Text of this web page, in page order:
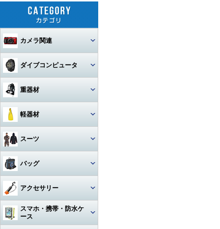
カメラ関連
セット
カメラ本体
カメラハウジング・ポート
一眼レフカメラハウジング
ミラーレスカメラハウジング
コンパクトカメラハウジング
ビデオカメラハウジング
ポート・ギア・オプション
レンズ
マクロレンズ
ワイドレンズ
レンズオプション・フィルタ
ー・アダプター
ストロボ
ストロボ本体
接続ケーブル
その他・アクセサリー
アーム・グリップ・ベース・ス
テー
フロートアーム
クランプ
アームセット
アクションカメラ・GoPro
アクションカメラ・GoPro本
アクションカメラ・GoProア
クセサリー
ビデオライト
ビデオライト
アクセサリー・その他
ダイブコンピュータ
ウォッチタイプ
大画面モデル
トランスミッター
コンソールモデル
DCアクセサリー・パーツ
下取り・キャンペーン
重器材
レギュレター
レギュレター
DINモデル
アクセサリー・その他
オクトパス
ゲージ
3連ゲージ
2連ゲージ
シングルゲージ
BCジャケット
スタビタイプ
フロントアジャスタブルタイ
プ
オクトパスインフレーター
(AIR-2等)
インフレーター
軽器材
マスク
2眼タイプ
フルフェイスマスク
マスク用レンズ
スノーケル
スノーケル本体
アクセサリ・パーツ・その他
フィン
フルフットタイプ
ストラップタイプ
ブーツ
フルフットフィン向け
グローブ
スーツ
ウェットスーツ
ウェットスーツアクセサリー
ウェットスーツインナー
ドライスーツ
バッグ
メッシュバッグ（フルサイズ）
メッシュバッグ（ミニ）
キャスター・キャリーバッグ
アクセサリー
ナイフスマホ・携帯・防水ケ
ース